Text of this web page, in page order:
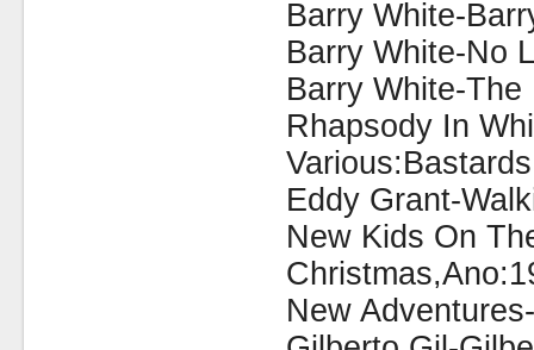
Barry White-
Barry White-No
Barry White-
Rhapsody In
Eddy Grant-
New Kids On
New